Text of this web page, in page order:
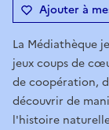
Ajouter à
La Médiathèque
jeux coups de
de coopération,
découvrir de
l'histoire